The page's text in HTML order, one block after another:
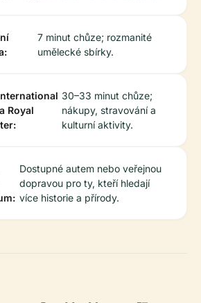
7 minut chůze; rozmanité
umělecké sbírky.
Royal
30–33 minut chůze;
nákupy, stravování a
kulturní aktivity.
Dostupné autem nebo veřejnou
dopravou pro ty, kteří hledají
více historie a přírody.